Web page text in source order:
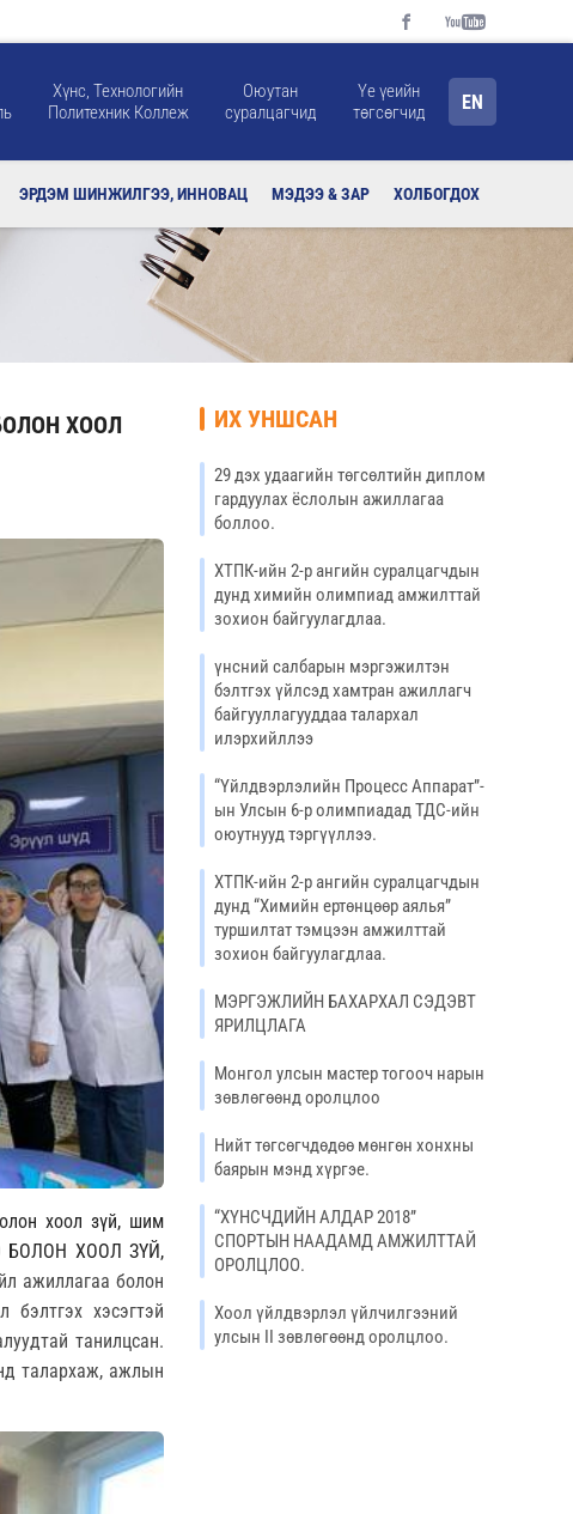
Хүнс, Технологийн
Политехник Коллеж
Оюутан
суралцагчид
Үе үеийн
төгсөгчид
EN
ЭРДЭМ ШИНЖИЛГЭЭ, ИННОВАЦ МЭДЭЭ & ЗАР ХОЛБОГДОХ
ХООЛ
хоол зүй, шим
БОЛОН ХООЛ ЗҮЙ,
ажиллагаа болон
бэлтгэх хэсэгтэй
танилцсан.
талархаж, ажлын
ИХ УНШСАН
29 дэх удаагийн төгсөлтийн диплом
гардуулах ёслолын ажиллагаа
боллоо.
ХТПК-ийн 2-р ангийн суралцагчдын
дунд химийн олимпиад амжилттай
зохион байгуулагдлаа.
үнсний салбарын мэргэжилтэн
бэлтгэх үйлсэд хамтран ажиллагч
байгууллагууддаа талархал
илэрхийллээ
“Үйлдвэрлэлийн Процесс Аппарат”-
ын Улсын 6-р олимпиадад ТДС-ийн
оюутнууд тэргүүллээ.
ХТПК-ийн 2-р ангийн суралцагчдын
дунд “Химийн ертөнцөөр аялья”
туршилтат тэмцээн амжилттай
зохион байгуулагдлаа.
МЭРГЭЖЛИЙН БАХАРХАЛ СЭДЭВТ
ЯРИЛЦЛАГА
Монгол улсын мастер тогооч нарын
зөвлөгөөнд оролцлоо
Нийт төгсөгчдөдөө мөнгөн хонхны
баярын мэнд хүргэе.
“ХҮНСЧДИЙН АЛДАР 2018”
СПОРТЫН НААДАМД АМЖИЛТТАЙ
ОРОЛЦЛОО.
Хоол үйлдвэрлэл үйлчилгээний
улсын II зөвлөгөөнд оролцлоо.